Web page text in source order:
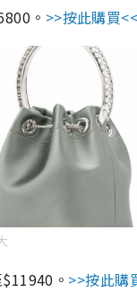
。 >>按此購買<<
。 >>按此購